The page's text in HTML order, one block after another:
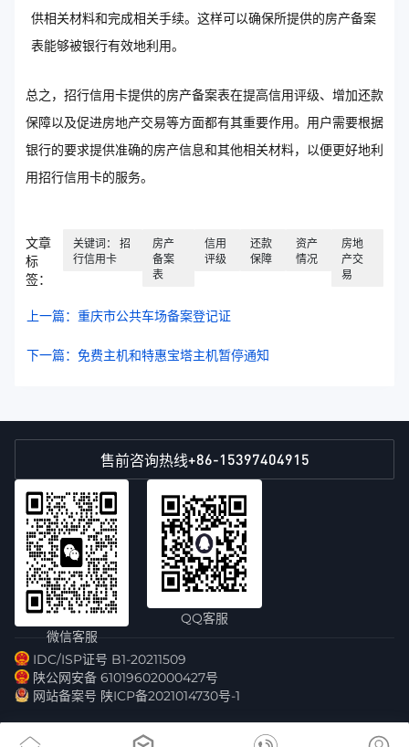
供相关材料和完成相关手续。这样可以确保所提供的房产备案
表能够被银行有效地利用。
总之，招行信用卡提供的房产备案表在提高信用评级、增加还款
保障以及促进房地产交易等方面都有其重要作用。用户需要根据
银行的要求提供准确的房产信息和其他相关材料，以便更好地利
用招行信用卡的服务。
文章
标
签：
关键词： 招
行信用卡
房产
备案
表
信用
评级
还款
保障
资产
情况
房地
产交
易
上一篇：重庆市公共车场备案登记证
下一篇：免费主机和特惠宝塔主机暂停通知
售前咨询热线+86-15397404915
微信客服
QQ客服
IDC/ISP证号 B1-20211509
陕公网安备 61019602000427号
网站备案号 陕ICP备2021014730号-1